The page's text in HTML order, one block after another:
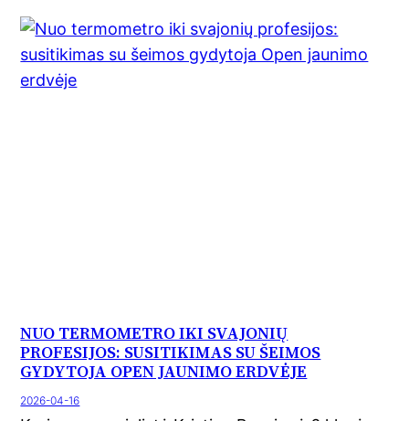
NUO TERMOMETRO IKI SVAJONIŲ
PROFESIJOS: SUSITIKIMAS SU ŠEIMOS
GYDYTOJA OPEN JAUNIMO ERDVĖJE
2026-04-16